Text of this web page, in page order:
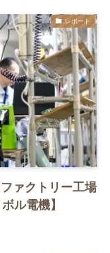
レポート
ァクトリー工場
ル電機】